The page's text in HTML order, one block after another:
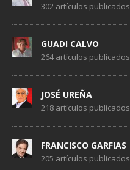
302 artículos publicados
GUADI CALVO
264 artículos publicados
JOSÉ UREÑA
218 artículos publicados
FRANCISCO GARFIAS
205 artículos publicados